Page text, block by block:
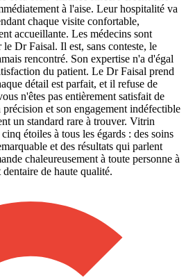
à l'aise. Leur hospitalité va
chaque visite confortable,
accueillante. Les médecins sont
Dr Faisal. Il est, sans conteste, le
rencontré. Son expertise n'a d'égal
du patient. Le Dr Faisal prend
détail est parfait, et il refuse de
n'êtes pas entièrement satisfait de
précision et son engagement indéfectible
un standard rare à trouver. Vitrin
étoiles à tous les égards : des soins
et des résultats qui parlent
chaleureusement à toute personne à
de haute qualité.